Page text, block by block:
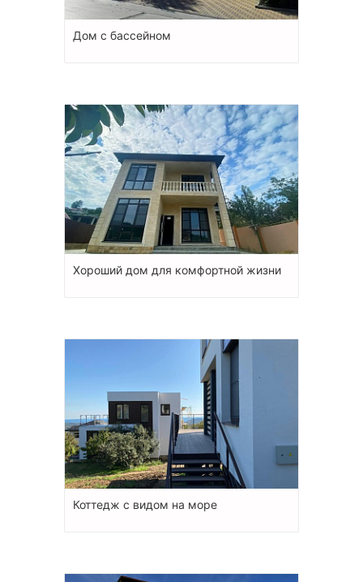
Дом с бассейном
Хороший дом для комфортной жизни
Коттедж с видом на море